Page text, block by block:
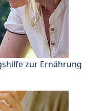
zur Ernährung